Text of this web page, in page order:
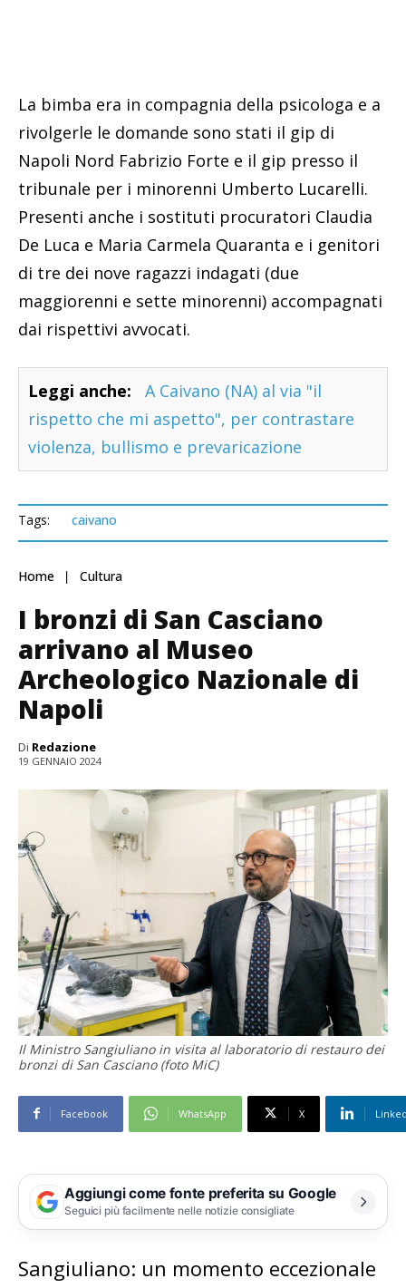
La bimba era in compagnia della psicologa e a
rivolgerle le domande sono stati il gip di
Napoli Nord Fabrizio Forte e il gip presso il
tribunale per i minorenni Umberto Lucarelli.
Presenti anche i sostituti procuratori Claudia
De Luca e Maria Carmela Quaranta e i genitori
di tre dei nove ragazzi indagati (due
maggiorenni e sette minorenni) accompagnati
dai rispettivi avvocati.
Leggi anche:
A Caivano (NA) al via "il
rispetto che mi aspetto", per contrastare
violenza, bullismo e prevaricazione
Tags: caivano
Home Cultura
I bronzi di San Casciano
arrivano al Museo
Archeologico Nazionale di
Napoli
Di Redazione
19 GENNAIO 2024
Il Ministro Sangiuliano in visita al laboratorio di restauro dei
bronzi di San Casciano (foto MiC)
Facebook WhatsApp X
Aggiungi come fonte preferita su Google
Seguici più facilmente nelle notizie consigliate
Sangiuliano: un momento eccezionale